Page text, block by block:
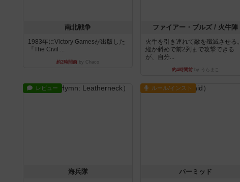
南北戦争
1983年にVictory Gamesが出版した
『The Civil ...
約2時間前 by Chaco
ファイアー・ブルズ / 火牛陣
火牛を引き連れて敵を殲滅させる。
縦か斜めで前2列まで攻撃できる
が、自分...
約4時間前by うらまこ
レビュー
海兵隊
ルール/インスト
パーミッド